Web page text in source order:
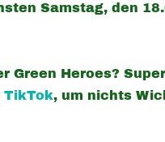
Samstag, den
Green Heroes?
TikTok, um nichts